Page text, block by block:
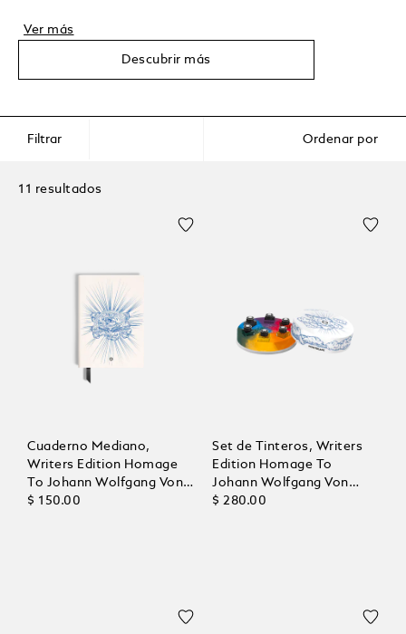
Ver más
Descubrir más
Filtrar Ordenar por
11 resultados
Cuaderno Mediano,
Writers Edition Homage
To Johann Wolfgang Von
Goethe, Páginas con
$ 150.00
Set de Tinteros, Writers
Edition Homage To
Johann Wolfgang Von
Goethe, 6x30 ml
$ 280.00